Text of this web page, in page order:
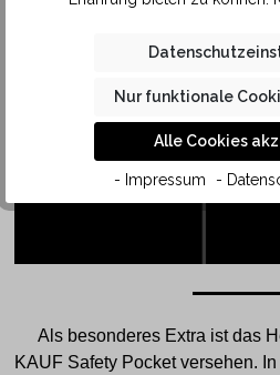
Als besonderes Extra ist das
KAUF Safety Pocket versehen.
Nur funktionale
Alle Cookies
- Impressum -